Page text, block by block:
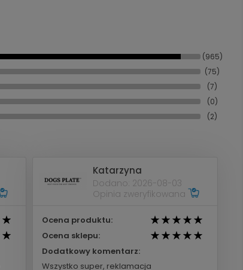
(965)
(75)
(7)
(0)
(2)
Katarzyna
Dodano: 2026-08-03
Opinia zweryfikowana
Ocena produktu:
Ocena sklepu:
Dodatkowy komentarz:
Wszystko super, reklamacja